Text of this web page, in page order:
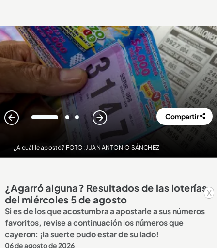
x
¿A cuál le apostó? FOTO: JUAN ANTONIO SÁNCHEZ
1 2 3 Compartir
¿Agarró alguna? Resultados de las loterías
del miércoles 5 de agosto
Si es de los que acostumbra a apostarle a sus números
favoritos, revise a continuación los números que
cayeron: ¡la suerte pudo estar de su lado!
06 de agosto de 2026